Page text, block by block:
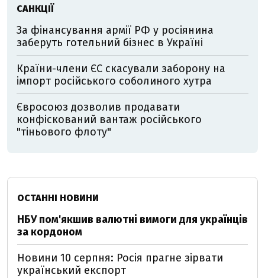
САНКЦІЇ
За фінансування армії РФ у росіянина
заберуть готельний бізнес в Україні
Країни-члени ЄС скасували заборону на
імпорт російського соболиного хутра
Євросоюз дозволив продавати
конфіскований вантаж російського
"тіньового флоту"
ОСТАННІ НОВИНИ
НБУ пом'якшив валютні вимоги для українців
за кордоном
Новини 10 серпня: Росія прагне зірвати
український експорт